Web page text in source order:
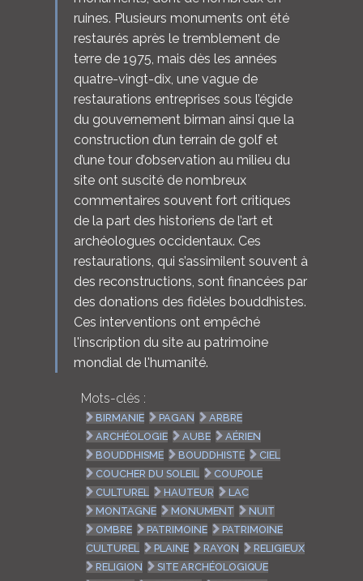
ruines. Plusieurs monuments ont été
restaurés après le tremblement de
terre de 1975, mais dès les années
quatre-vingt-dix, une vague de
restaurations entreprises sous l’égide
du gouvernement birman ainsi que la
construction d’un terrain de golf et
d’une tour d’observation au milieu du
site ont suscité de nombreux
commentaires souvent fort critiques
de la part des historiens de l’art et
archéologues occidentaux. Ces
restaurations, qui s’assimilent souvent à
des reconstructions, sont financées par
des donations des fidèles bouddhistes.
Ces interventions ont empêché
l'inscription du site au patrimoine
mondial de l'humanité.
Mots-clés :
BIRMANIE PAGAN
ARBRE
ARCHÉOLOGIE
AUBE
AÉRIEN
BOUDDHISME
BOUDDHISTE
CIEL
COUCHER DU SOLEIL
COUPOLE
CULTUREL
HAUTEUR
LAC
MONTAGNE
MONUMENT
NUIT
OMBRE
PATRIMOINE
PATRIMOINE
CULTUREL
PLAINE RAYON
RELIGIEUX
RELIGION
SITE ARCHÉOLOGIQUE